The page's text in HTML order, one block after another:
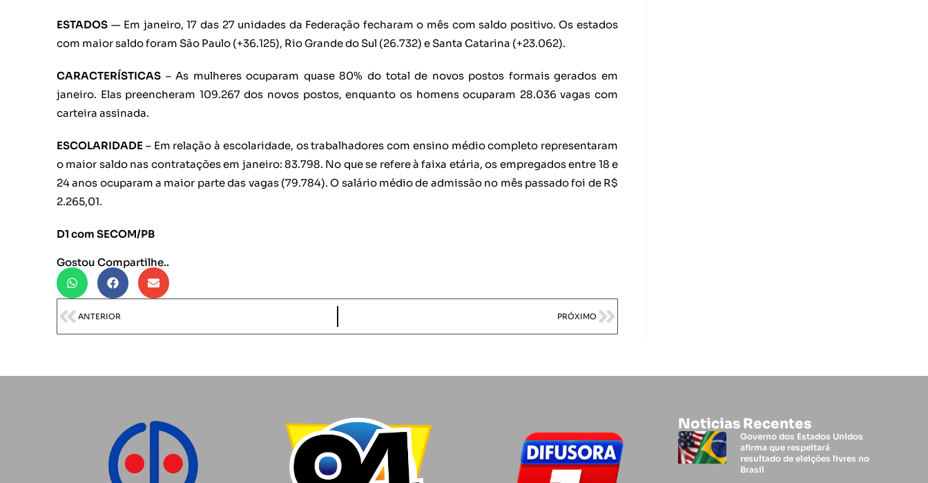
ESTADOS — Em janeiro, 17 das 27 unidades da Federação fecharam o mês com saldo positivo. Os estados
com maior saldo foram São Paulo (+36.125), Rio Grande do Sul (26.732) e Santa Catarina (+23.062).
CARACTERÍSTICAS – As mulheres ocuparam quase 80% do total de novos postos formais gerados em
janeiro. Elas preencheram 109.267 dos novos postos, enquanto os homens ocuparam 28.036 vagas com
carteira assinada.
ESCOLARIDADE – Em relação à escolaridade, os trabalhadores com ensino médio completo representaram
o maior saldo nas contratações em janeiro: 83.798. No que se refere à faixa etária, os empregados entre 18 e
24 anos ocuparam a maior parte das vagas (79.784). O salário médio de admissão no mês passado foi de R$
2.265,01.
D1 com SECOM/PB
Gostou Compartilhe..
ANTERIOR PRÓXIMO
Noticias Recentes
Governo dos Estados Unidos
afirma que respeitará
resultado de eleições livres no
Brasil